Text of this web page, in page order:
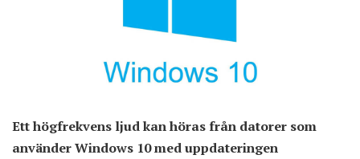
Ett högfrekvens ljud kan höras från datorer som
använder Windows 10 med uppdateringen